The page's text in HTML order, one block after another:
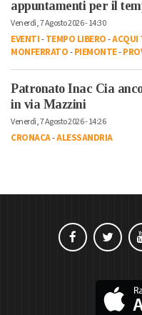
appuntamenti per il
Venerdì, 7 Agosto 2026 - 14:30
EVENTI-TEMPO LIBERO-ACQUI
MONFERRATO-PIEMONTE-
Patronato Inac Cia
in via Mazzini
Venerdì, 7 Agosto 2026 - 14:26
CRONACA-ALESSANDRIA